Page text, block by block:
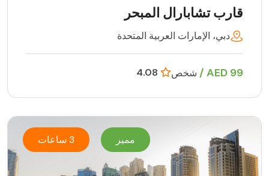
قارب تشابارال المبحر
دبي، الإمارات العربية المتحدة
99 AED / شخص
مميز 3 ساعات